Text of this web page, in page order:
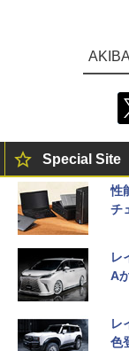
Special Site
性
チ
レ
A
レ
色